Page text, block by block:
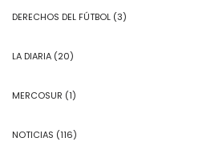
DERECHOS DEL FÚTBOL (3)
LA DIARIA (20)
MERCOSUR (1)
NOTICIAS (116)